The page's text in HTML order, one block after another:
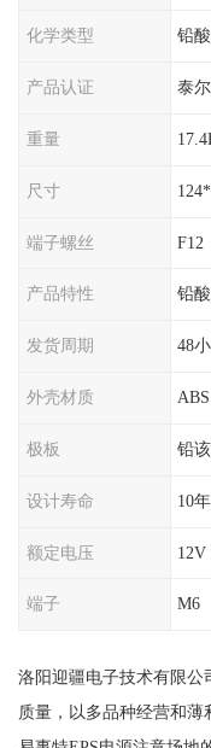
化学类型 铅
产品认证 泰尔
重量
尺寸
端子螺丝 F12
产品特性 铅
发货周期 48
外壳材质 ABS
极板 铅
设计寿命 10年
额定电压 12V
端子 M6
洛阳迎疆电子技术有限公
质量，以多品种经营和薄